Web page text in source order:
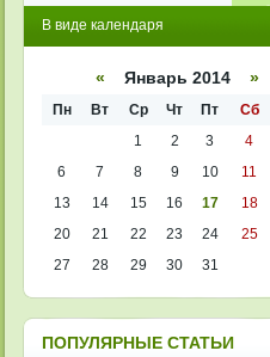
списк
В виде календаря
« Январь 2014 »
Пн Вт Ср Чт Пт Сб
1
2 3 4
6
7 8 9 10 11
13
14 15 16 17 18
20
21 22 23 24 25
27
28 29 30 31
ПОПУЛЯРНЫЕ СТАТЬИ